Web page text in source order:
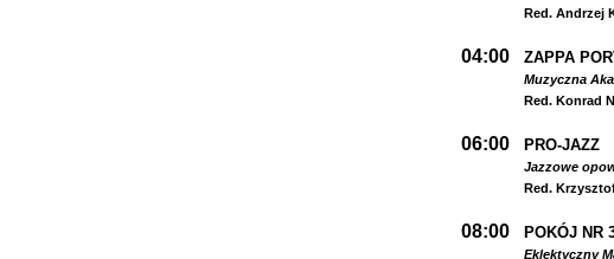
Red. Andrzej
04:00 ZAPPA
Muzyczna
Red. Konrad
06:00 PRO-JAZZ
Jazzowe
Red.
08:00 POKÓJ NR
Eklektyczny